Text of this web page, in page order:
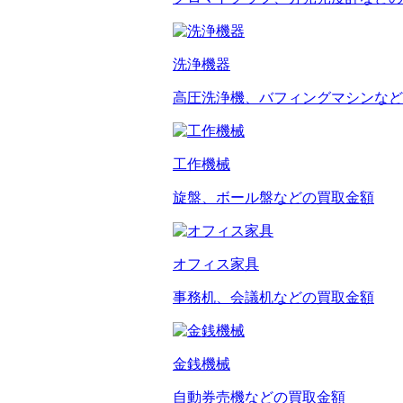
洗浄機器
高圧洗浄機、バフィングマシンな
工作機械
旋盤、ボール盤などの買取金額
オフィス家具
事務机、会議机などの買取金額
金銭機械
自動券売機などの買取金額